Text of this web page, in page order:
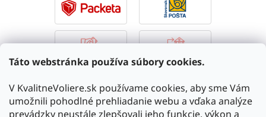
Táto webstránka používa súbory cookies.
V KvalitneVoliere.sk používame cookies, aby sme Vám
umožnili pohodlné prehliadanie webu a vďaka analýze
prevádzky neustále zlepšovali jeho funkcie, výkon a